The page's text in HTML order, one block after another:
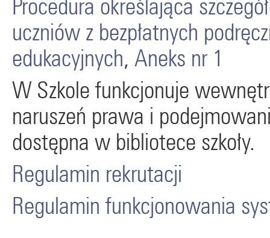
Procedura określająca
uczniów z bezpłatnych
edukacyjnych, Aneks nr 1
W Szkole funkcjonuje
naruszeń prawa i
dostępna w bibliotece szkoły.
Regulamin rekrutacji
Regulamin funkcjonowania